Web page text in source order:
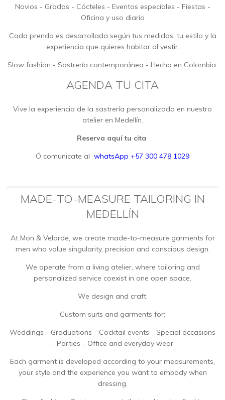
Novios - Grados - Cócteles - Eventos especiales - Fiestas -
Oficina y uso diario
Cada prenda es desarrollada según tus medidas, tu estilo y la
experiencia que quieres habitar al vestir.
Slow fashion - Sastrería contemporánea - Hecho en Colombia.
AGENDA TU CITA
Vive la experiencia de la sastrería personalizada en nuestro
atelier en Medellín.
Reserva aquí tu cita
Ó comunicate al whatsApp +57 300 478 1029
MADE-TO-MEASURE TAILORING IN
MEDELLÍN
At Mon & Velarde, we create made-to-measure garments for
men who value singularity, precision and conscious design.
We operate from a living atelier, where tailoring and
personalized service coexist in one open space.
We design and craft:
Custom suits and garments for:
Weddings - Graduations - Cocktail events - Special occasions
- Parties - Office and everyday wear
Each garment is developed according to your measurements,
your style and the experience you want to embody when
dressing.